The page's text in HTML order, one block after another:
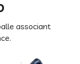
associant